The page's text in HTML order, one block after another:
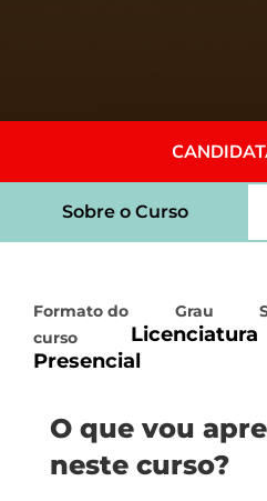
Sobre o Curso
Formato do
curso
Presencial
Grau
Licenciatura
O que vou
neste curso?